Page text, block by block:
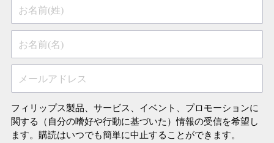
お名前(姓)
お名前(名)
メールアドレス
フィリップス製品、サービス、イベント、プロモーションに
関する（自分の嗜好や行動に基づいた）情報の受信を希望し
ます。購読はいつでも簡単に中止することができます。